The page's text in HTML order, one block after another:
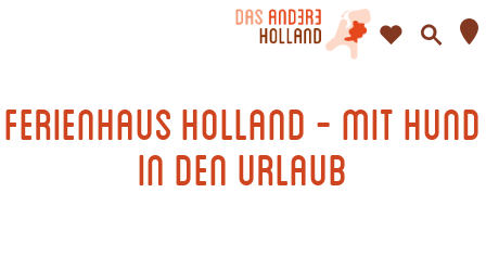
e
h
F
o
t
Ferienhaus Holland - Mit Hund
in den Urlaub